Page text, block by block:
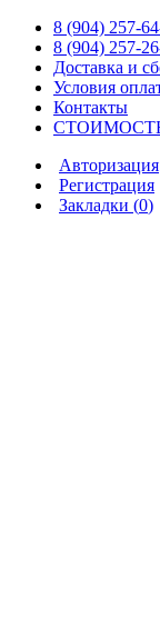
8 (904) 257-
8 (904) 257-
Доставка и
Условия
Контакты
Авторизация
Регистрация
Закладки (0)